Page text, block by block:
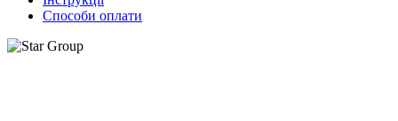
Способи оплати